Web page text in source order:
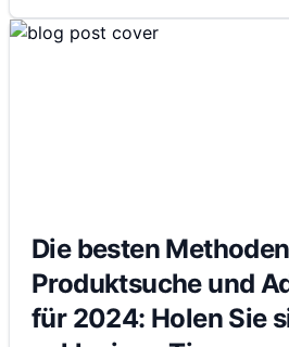
Die besten
Produktsuche und
für 2024: Holen Sie